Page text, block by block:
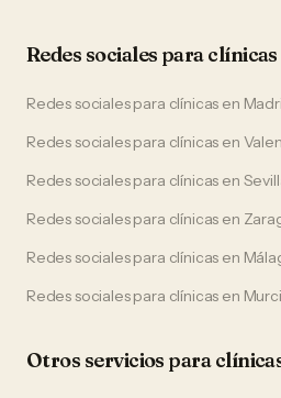
Redes sociales paraclínicas
Redes socialespara clínicas en
Redes socialespara clínicas en
Redes socialespara clínicas en
Redes socialespara clínicas en
Redes socialespara clínicas en
Redes socialespara clínicas en
Otros servicios para